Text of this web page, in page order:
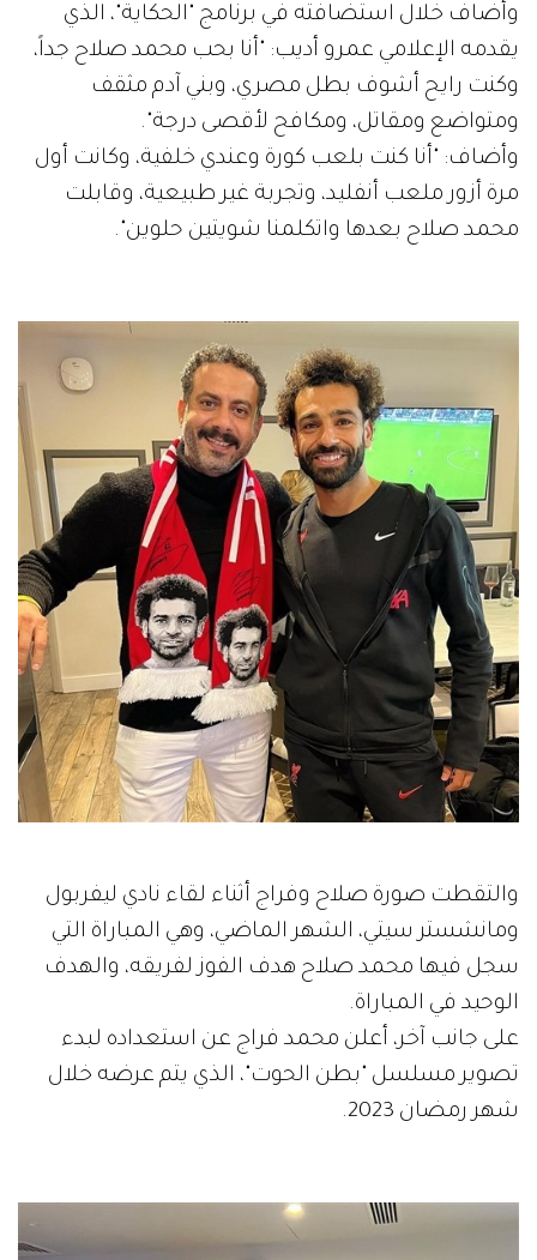
وأضاف خلال استضافته في برنامج "الحكاية"، الذي
يقدمه الإعلامي عمرو أديب: "أنا بحب محمد صلاح جداً،
وكنت رايح أشوف بطل مصري، وبني آدم مثقف
ومتواضع ومقاتل، ومكافح لأقصى درجة".
وأضاف: "أنا كنت بلعب كورة وعندي خلفية، وكانت أول
مرة أزور ملعب أنفليد، وتجربة غير طبيعية، وقابلت
محمد صلاح بعدها واتكلمنا شويتين حلوين".
والتقطت صورة صلاح وفراج أثناء لقاء نادي ليفربول
ومانشستر سيتي، الشهر الماضي، وهي المباراة التي
سجل فيها محمد صلاح هدف الفوز لفريقه، والهدف
الوحيد في المباراة.
على جانب آخر، أعلن محمد فراج عن استعداده لبدء
تصوير مسلسل "بطن الحوت"، الذي يتم عرضه خلال
شهر رمضان 2023.